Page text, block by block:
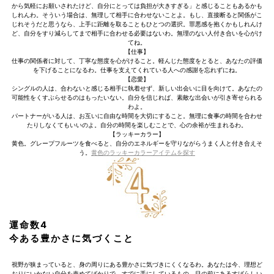
から気軽にお願いされたけど、自分にとっては負担が大きすぎる」と感じることもあるかも
しれんわ。そういう場合は、無理して相手に合わせないことよ。もし、直接断ると関係がこ
じれそうだと思うなら、上手に距離を取ることもひとつの選択。罪悪感を抱くかもしれんけ
ど、自分をすり減らしてまで相手に合わせる必要はないわ。無理のない人付き合いを心がけ
てね。
【仕事】
仕事の関係者に対して、丁寧な態度を心がけること。軽んじた態度をとると、あなたの評価
を下げることになるわ。仕事を支えてくれている人への感謝を忘れずにね。
【恋愛】
シングルの人は、合わないと感じる相手に執着せず、新しい出会いに目を向けて。あなたの
可能性をくすぶらせるのはもったいない。自分を信じれば、素敵な出会いが引き寄せられる
わよ。
パートナーがいる人は、お互いに自由な時間を大切にすること。無理に食事の時間を合わせ
たりしなくてもいいのよ。自分の時間を楽しむことで、心の余裕が生まれるわ。
【ラッキーカラー】
黄色。グレープフルーツを食べると、自分のエネルギーを守りながらうまく人と付き合えそ
う。 黄色のラッキーカラーアイテムを探す
運命数4
今ある豊かさに気づくこと
視野が狭まっていると、身の周りにある豊かさに気づきにくくなるわ。あなたは今、理想ど